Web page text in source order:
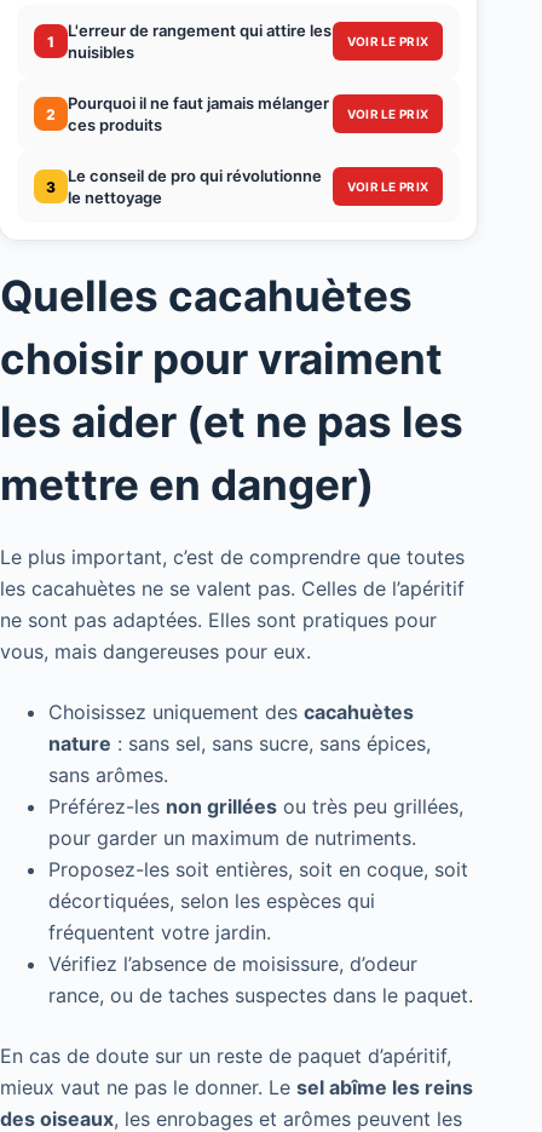
1
L'erreur de rangement qui attire les
nuisibles
VOIR LE PRIX
2
Pourquoi il ne faut jamais mélanger
ces produits
VOIR LE PRIX
3
Le conseil de pro qui révolutionne
le nettoyage
VOIR LE PRIX
Quelles cacahuètes
choisir pour vraiment
les aider (et ne pas les
mettre en danger)
Le plus important, c’est de comprendre que toutes
les cacahuètes ne se valent pas. Celles de l’apéritif
ne sont pas adaptées. Elles sont pratiques pour
vous, mais dangereuses pour eux.
Choisissez uniquement des cacahuètes
nature : sans sel, sans sucre, sans épices,
sans arômes.
Préférez-les non grillées ou très peu grillées,
pour garder un maximum de nutriments.
Proposez-les soit entières, soit en coque, soit
décortiquées, selon les espèces qui
fréquentent votre jardin.
Vérifiez l’absence de moisissure, d’odeur
rance, ou de taches suspectes dans le paquet.
En cas de doute sur un reste de paquet d’apéritif,
mieux vaut ne pas le donner. Le sel abîme les reins
des oiseaux, les enrobages et arômes peuvent les